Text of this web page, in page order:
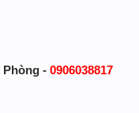
Phòng - 0906038817